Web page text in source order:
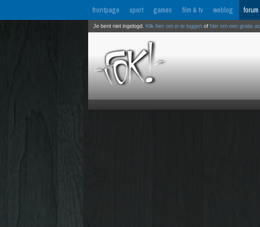
frontpage sport games film & tv weblog forum
Je bent niet ingelogd. Klik hier om in te loggen of hier om een gratis